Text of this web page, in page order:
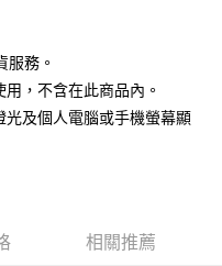
豐商業銀行
國信託商業銀行
後會自動跳轉到大哥付的交易
繳款截止日，確認付款後即完
服務。
，不含在此商品內。
及個人電腦或手機螢幕顯
相關推薦